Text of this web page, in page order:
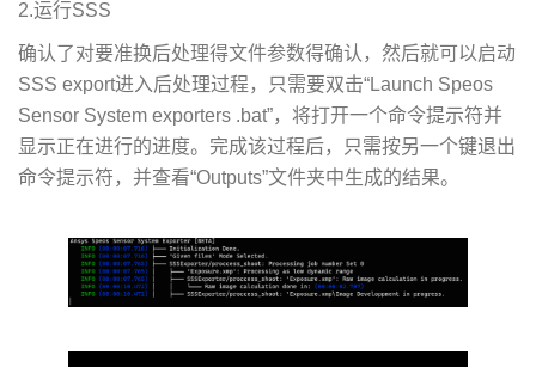
2.运行SSS
确认了对要准换后处理得文件参数得确认，然后就可以启动
SSS export进入后处理过程，只需要双击“Launch Speos
Sensor System exporters .bat”，将打开一个命令提示符并
显示正在进行的进度。完成该过程后，只需按另一个键退出
命令提示符，并查看“Outputs”文件夹中生成的结果。